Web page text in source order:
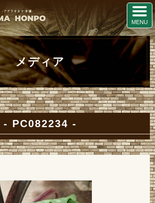
メディア
PC082234